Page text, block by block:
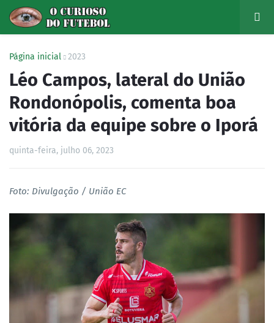
Página inicial 2023
Léo Campos, lateral do União
Rondonópolis, comenta boa
vitória da equipe sobre o Iporá
quinta-feira, julho 06, 2023
Foto: Divulgação / União EC